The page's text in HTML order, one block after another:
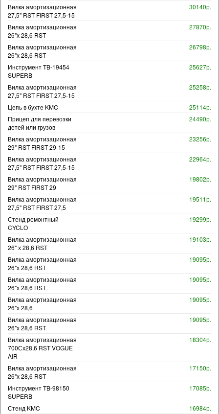
Вилка амортизационная
27,5" RST FIRST 27,5-15
30140р.
Вилка амортизационная
26"х 28,6 RST
27870р.
Вилка амортизационная
26"х 28,6 RST
26798р.
Инструмент TB-19454
SUPERB
25627р.
Вилка амортизационная
27,5" RST FIRST 27,5-15
25258р.
Цепь в бухте KMC
25114р.
Прицеп для перевозки
детей или грузов
24490р.
Вилка амортизационная
29" RST FIRST 29-15
23256р.
Вилка амортизационная
27,5" RST FIRST 27,5-15
22964р.
Вилка амортизационная
29" RST FIRST 29
19802р.
Вилка амортизационная
27,5" RST FIRST 27,5
19511р.
Стенд ремонтный
CYCLO
19299р.
Вилка амортизационная
26" х 28,6 RST
19103р.
Вилка амортизационная
26"х 28,6 RST
19095р.
Вилка амортизационная
26"х 28,6 RST
19095р.
Вилка амортизационная
26"х 28,6
19095р.
Вилка амортизационная
26"х 28,6 RST
19095р.
Вилка амортизационная
700Сх28,6 RST VOGUE
AIR
18304р.
Вилка амортизационная
26"х 28,6 RST
17150р.
Инструмент TB-98150
SUPERB
17085р.
Стенд KMC 16984р.